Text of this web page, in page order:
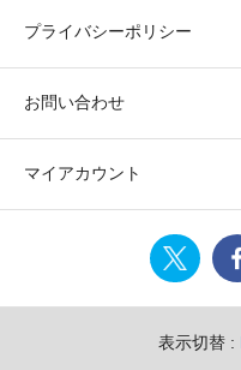
プライバシーポリシー
お問い合わせ
マイアカウント
表示切替 :